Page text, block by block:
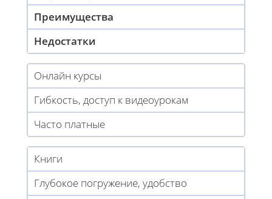
Преимущества
Недостатки
Онлайн курсы
Гибкость, доступ к видеоурокам
Часто платные
Книги
Глубокое погружение, удобство